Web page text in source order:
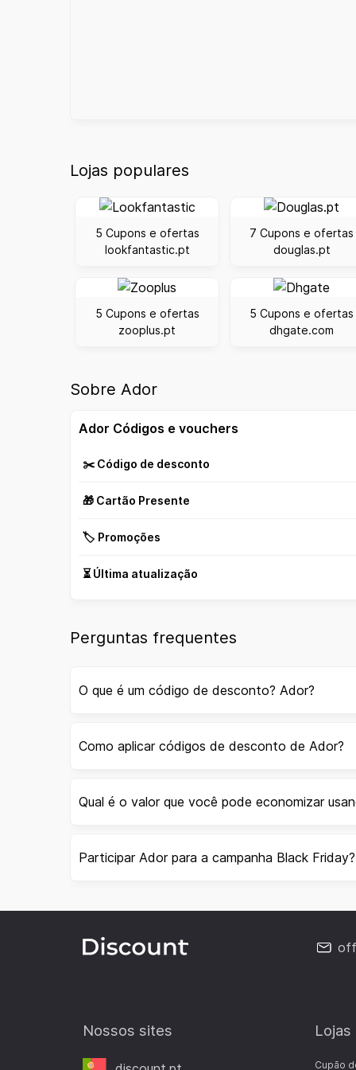
Lojas populares
5 Cupons e ofertas
lookfantastic.pt
7 Cupons e ofertas
douglas.pt
5 Cupons e ofertas
zooplus.pt
5 Cupons e ofertas
dhgate.com
Sobre Ador
Ador Códigos e vouchers
✂️ Código de desconto
🎁 Cartão Presente
🏷️ Promoções
⏳ Última atualização
Perguntas frequentes
O que é um código de desconto? Ador?
Como aplicar códigos de desconto de Ador?
Qual é o valor que você pode economizar
Participar Ador para a campanha Black Friday?
Nossos sites
Cupão